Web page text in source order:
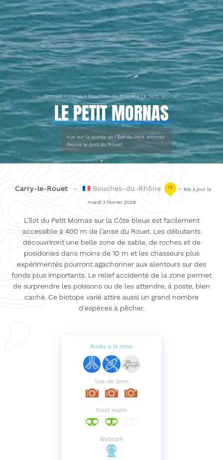
Accueil»Zones»Bouches-du-Rhône»Le petit Mornas
LE PETIT MORNAS
Vue sur la pointe et l’îlot du Petit Mornas
depuis le port du Rouet.
Carry-le-Rouet - Bouches-du-Rhône 13 - Mis à jour le
mardi 3 février 2026
L’îlot du Petit Mornas sur la Côte bleue est facilement
accessible à 400 m de l’anse du Rouet. Les débutants
découvriront une belle zone de sable, de roches et de
posidonies dans moins de 10 m et les chasseurs plus
expérimentés pourront agachonner aux alentours sur des
fonds plus importants. Le relief accidenté de la zone permet
de surprendre les poissons ou de les attendre, à poste, bien
caché. Ce biotope varié attire aussi un grand nombre
d'espèces à pêcher.
Accès à la zone
Vue de terre
Fond marin
Webcam